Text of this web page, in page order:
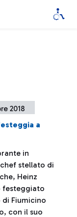
2018
a
in
stellato di
Heinz
festeggiato
Fiumicino
con il suo